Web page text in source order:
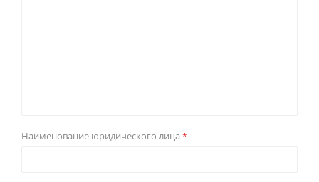
Наименование юридического лица *